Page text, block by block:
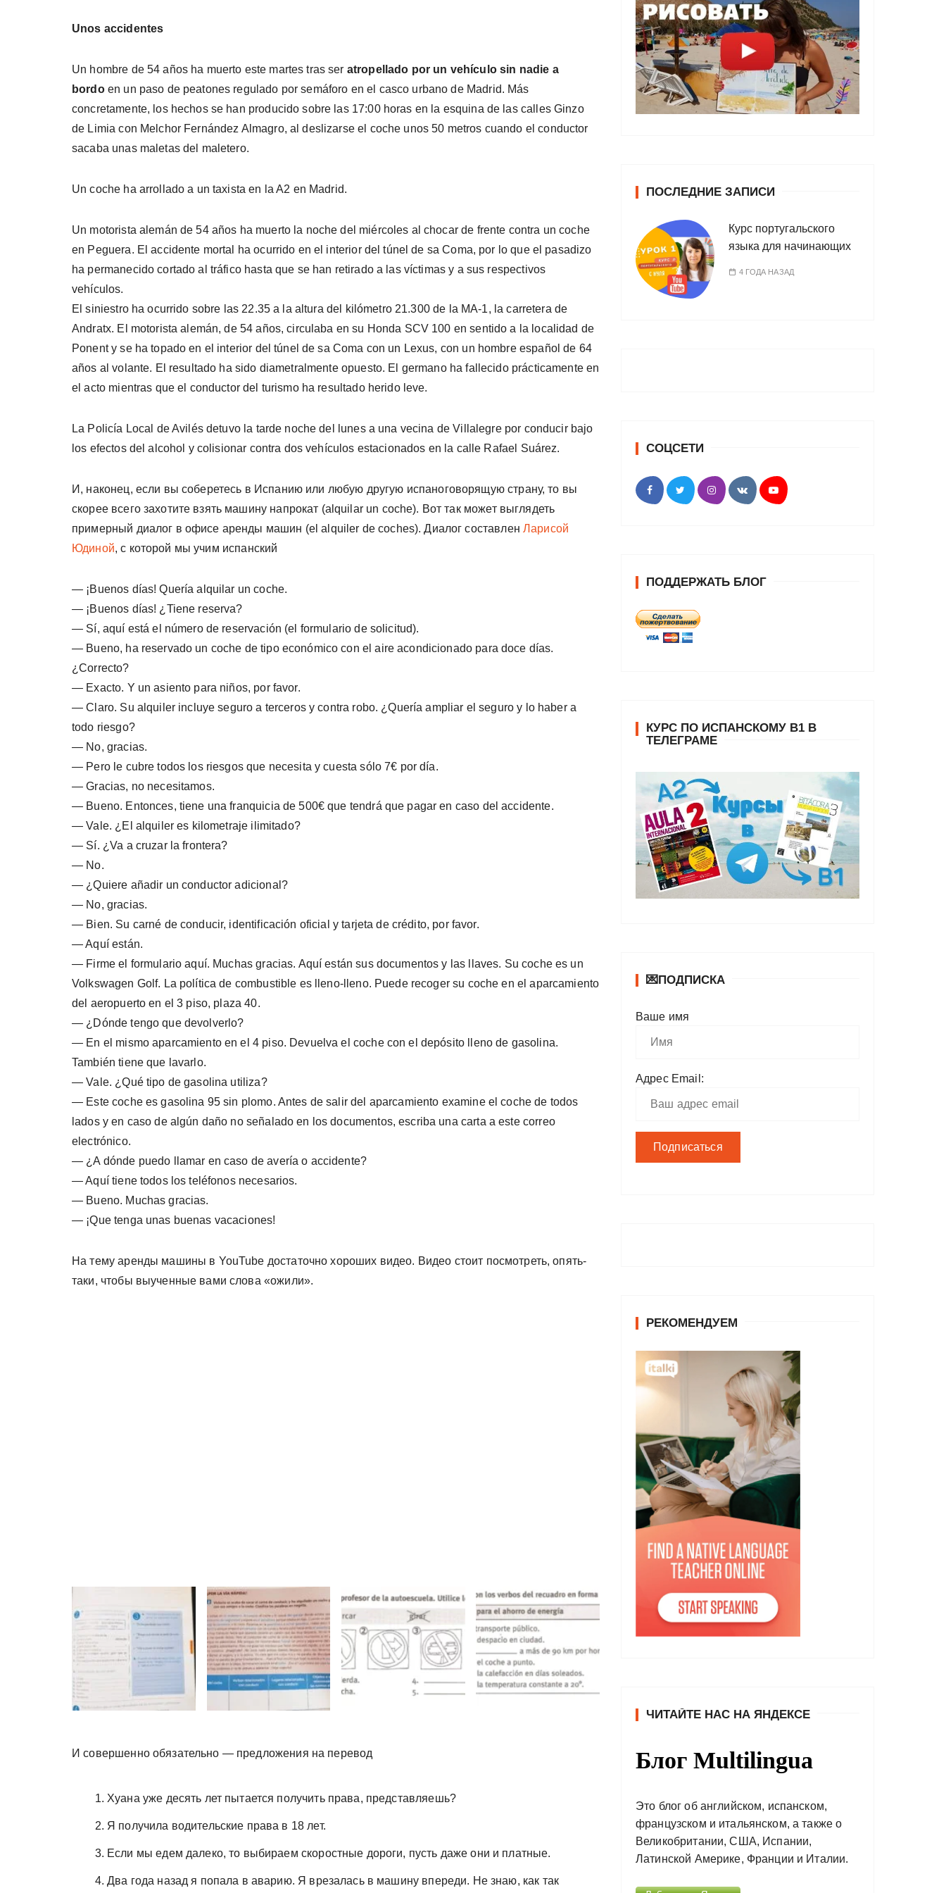
Unos accidentes
Un hombre de 54 años ha muerto este martes tras ser atropellado por un vehículo sin nadie a
bordoen un paso de peatones regulado por semáforo en el casco urbano de Madrid. Más
concretamente, los hechos se han producido sobre las 17:00 horas en la esquina de las calles Ginzo
de Limia con Melchor Fernández Almagro, al deslizarse el coche unos 50 metros cuando el conductor
sacaba unas maletas del maletero.
Un coche ha arrollado a un taxista en la A2 en Madrid.
Un motorista alemán de 54 años ha muerto la noche del miércoles al chocar de frente contra un coche
en Peguera. El accidente mortal ha ocurrido en el interior del túnel de sa Coma, por lo que el pasadizo
ha permanecido cortado al tráfico hasta que se han retirado a las víctimas y a sus respectivos
vehículos.
El siniestro ha ocurrido sobre las 22.35 a la altura del kilómetro 21.300 de la MA-1, la carretera de
Andratx. El motorista alemán, de 54 años, circulaba en su Honda SCV 100 en sentido a la localidad de
Ponent y se ha topado en el interior del túnel de sa Coma con un Lexus, con un hombre español de 64
años al volante. El resultado ha sido diametralmente opuesto. El germano ha fallecido prácticamente en
el acto mientras que el conductor del turismo ha resultado herido leve.
La Policía Local de Avilés detuvo la tarde noche del lunes a una vecina de Villalegre por conducir bajo
los efectos del alcohol y colisionar contra dos vehículos estacionados en la calle Rafael Suárez.
И, наконец, если вы соберетесь в Испанию или любую другую испаноговорящую страну, то вы
скорее всего захотите взять машину напрокат (alquilar un coche). Вот так может выглядеть
примерный диалог в офисе аренды машин (el alquiler de coches). Диалог составлен Ларисой
Юдиной, с которой мы учим испанский
— ¡Buenos días! Quería alquilar un coche.
— ¡Buenos días! ¿Tiene reserva?
— Sí, aquí está el número de reservación (el formulario de solicitud).
— Bueno, ha reservado un coche de tipo económico con el aire acondicionado para doce días.
¿Correcto?
— Exacto. Y un asiento para niños, por favor.
— Claro. Su alquiler incluye seguro a terceros y contra robo. ¿Quería ampliar el seguro y lo haber a
todo riesgo?
— No, gracias.
— Pero le cubre todos los riesgos que necesita y cuesta sólo 7€ por día.
— Gracias, no necesitamos.
— Bueno. Entonces, tiene una franquicia de 500€ que tendrá que pagar en caso del accidente.
— Vale. ¿El alquiler es kilometraje ilimitado?
— Sí. ¿Va a cruzar la frontera?
— No.
— ¿Quiere añadir un conductor adicional?
— No, gracias.
— Bien. Su carné de conducir, identificación oficial y tarjeta de crédito, por favor.
— Aquí están.
— Firme el formulario aquí. Muchas gracias. Aquí están sus documentos y las llaves. Su coche es un
Volkswagen Golf. La política de combustible es lleno-lleno. Puede recoger su coche en el aparcamiento
del aeropuerto en el 3 piso, plaza 40.
— ¿Dónde tengo que devolverlo?
— En el mismo aparcamiento en el 4 piso. Devuelva el coche con el depósito lleno de gasolina.
También tiene que lavarlo.
— Vale. ¿Qué tipo de gasolina utiliza?
— Este coche es gasolina 95 sin plomo. Antes de salir del aparcamiento examine el coche de todos
lados y en caso de algún daño no señalado en los documentos, escriba una carta a este correo
electrónico.
— ¿A dónde puedo llamar en caso de avería o accidente?
— Aquí tiene todos los teléfonos necesarios.
— Bueno. Muchas gracias.
— ¡Que tenga unas buenas vacaciones!
На тему аренды машины в YouTube достаточно хороших видео. Видео стоит посмотреть, опять-
таки, чтобы выученные вами слова «ожили».
И совершенно обязательно — предложения на перевод
Хуана уже десять лет пытается получить права, представляешь?
Я получила водительские права в 18 лет.
Если мы едем далеко, то выбираем скоростные дороги, пусть даже они и платные.
Два года назад я попала в аварию. Я врезалась в машину впереди. Не знаю, как так
ПОСЛЕДНИЕ ЗАПИСИ
Курс португальского
языка для начинающих
4 ГОДА НАЗАД
СОЦСЕТИ
ПОДДЕРЖАТЬ БЛОГ
КУРС ПО ИСПАНСКОМУ В1 В
ТЕЛЕГРАМЕ
💌ПОДПИСКА
Ваше имя
Адрес Email:
РЕКОМЕНДУЕМ
ЧИТАЙТЕ НАС НА ЯНДЕКСЕ
Блог Multilingua
Это блог об английском, испанском,
французском и итальянском, а также о
Великобритании, США, Испании,
Латинской Америке, Франции и Италии.